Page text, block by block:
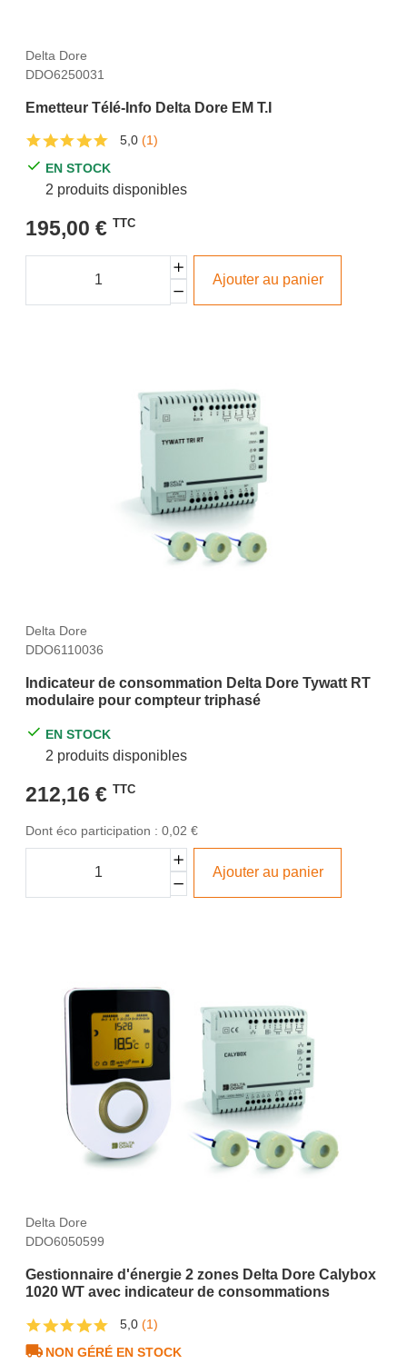
Delta Dore
DDO6250031
Emetteur Télé-Info Delta Dore EM T.I
5,0 (1)
EN STOCK
2 produits disponibles
195,00 € TTC
Ajouter au panier
Delta Dore
DDO6110036
Indicateur de consommation Delta Dore Tywatt RT
modulaire pour compteur triphasé
EN STOCK
2 produits disponibles
212,16 € TTC
Dont éco participation : 0,02 €
Ajouter au panier
Delta Dore
DDO6050599
Gestionnaire d'énergie 2 zones Delta Dore Calybox
1020 WT avec indicateur de consommations
5,0 (1)
NON GÉRÉ EN STOCK